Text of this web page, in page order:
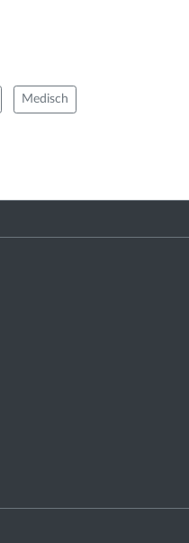
Medisch